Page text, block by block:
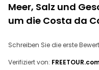
Meer, Salz und
um die Costa da
Schreiben Sie die erste
Verifiziert von: